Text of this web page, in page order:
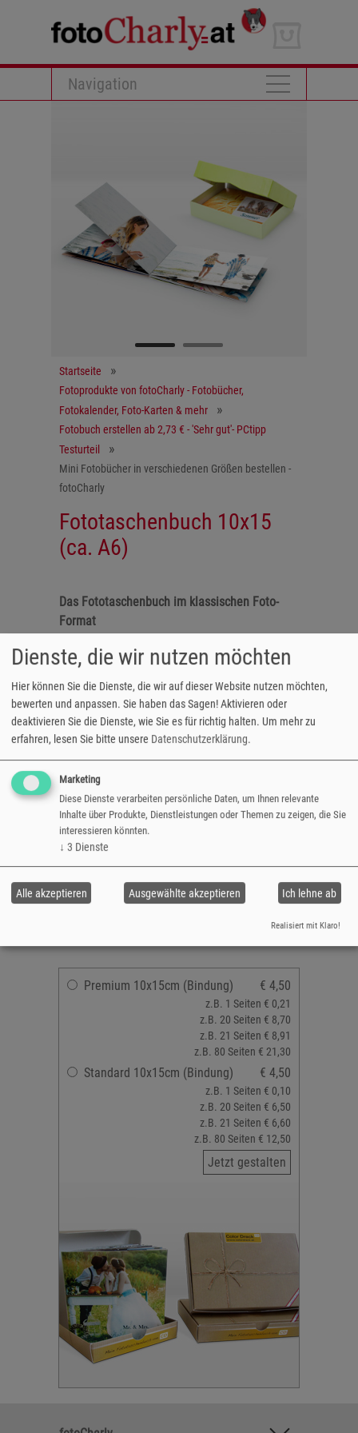
Navigation
Startseite
Fotoprodukte von fotoCharly - Fotobücher,
Fotokalender, Foto-Karten & mehr
Fotobuch erstellen ab 2,73 € - 'Sehr gut'- PCtipp
Testurteil
Mini Fotobücher in verschiedenen Größen bestellen -
fotoCharly
Fototaschenbuch 10x15
(ca. A6)
Das Fototaschenbuch im klassischen Foto-
Format
Das Fototaschenbuch im Format 10x15 cm ist
wahlweise als Premium oder Standard
erhältich. Bei der Premium Variante werden
Ihre Foto-Erinnerungen auf unserer Premium
Bildlinie ausbelichtet. Zusätzlich wird Ihr
Fototaschenbuch in einer stabilen
Geschenkbox geliefert.
Format: 10x15 cm
ausbelichtet auf echtem Fotopapier
Premium oder Standard Bildlinie
Klebebindung
20 bis 80 Seiten
gestaltbares Softcover
Premium 10x15cm (Bindung) € 4,50
z.B. 1 Seiten € 0,21
z.B. 20 Seiten € 8,70
z.B. 21 Seiten € 8,91
z.B. 80 Seiten € 21,30
Standard 10x15cm (Bindung) € 4,50
z.B. 1 Seiten € 0,10
z.B. 20 Seiten € 6,50
z.B. 21 Seiten € 6,60
z.B. 80 Seiten € 12,50
Jetzt gestalten
Dienste, die wir nutzen möchten
Hier können Sie die Dienste, die wir auf dieser Website nutzen möchten,
bewerten und anpassen. Sie haben das Sagen! Aktivieren oder
deaktivieren Sie die Dienste, wie Sie es für richtig halten. Um mehr zu
erfahren, lesen Sie bitte unsere Datenschutzerklärung.
Marketing
Diese Dienste verarbeiten persönliche Daten, um Ihnen relevante
Inhalte über Produkte, Dienstleistungen oder Themen zu zeigen, die Sie
interessieren könnten.
↓ 3 Dienste
Ich lehne ab
Ausgewählte akzeptieren
Alle akzeptieren
Realisiert mit Klaro!